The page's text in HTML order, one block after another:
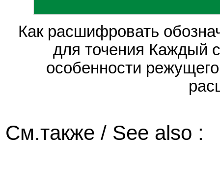
Как расшифровать
для точения Каждый
особенности
См.также / See also :